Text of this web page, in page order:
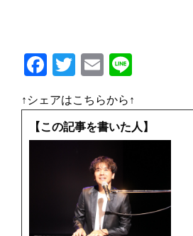
F
c
e
T
w
it
te
E
m
ai
l
e
↑シェアはこちらから↑
【この記事を書いた人】